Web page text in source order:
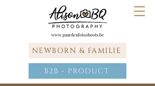
www.paardenfotoshoots.be
B2B - PRODUCT
NEWBORN & FAMILIE